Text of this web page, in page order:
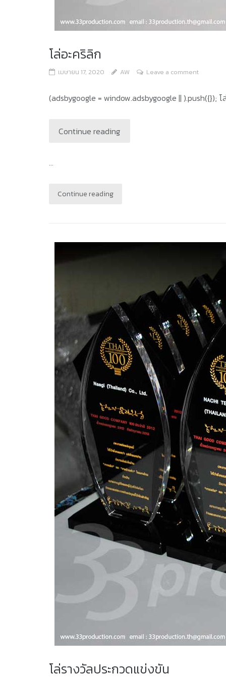
โล่อะคริลิก
เมษายน 17, 2020 AW Leave a comment
(adsbygoogle = window.adsbygoogle || ).push({}); โ
Continue reading
...
Continue reading
โล่รางวัลประกวดแข่งขัน